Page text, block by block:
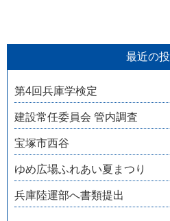
最近の
第4回兵庫学検定
建設常任委員会 管内調査
宝塚市西谷
ゆめ広場ふれあい夏まつり
兵庫陸運部へ書類提出